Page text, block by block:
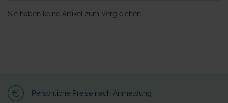
Sie haben keine Artikel zum Vergleichen.
Persönliche Preise nach Anmeldung